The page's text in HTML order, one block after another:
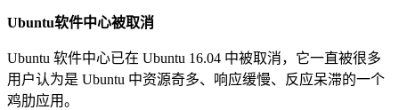
Ubuntu软件中心被取消
Ubuntu 软件中心已在 Ubuntu 16.04 中被取消，它一直被很多
用户认为是 Ubuntu 中资源奇多、响应缓慢、反应呆滞的一个
鸡肋应用。